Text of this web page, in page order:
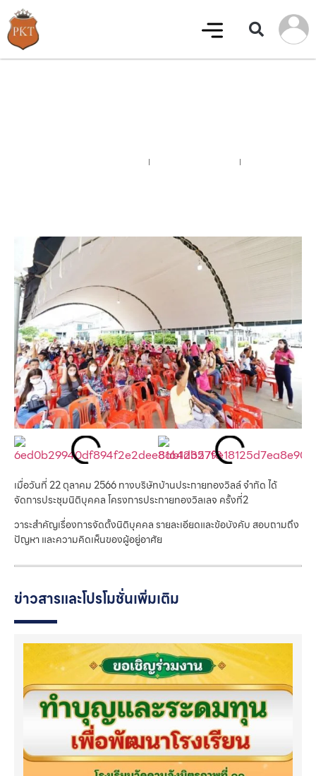
เมื่อวันที่ 22 ตุลาคม 2566 ทางบริษัทบ้านประกายทองวิลล์ จำกัด ได้
จัดการประชุมนิติบุคคล โครงการประกายทองวิลเลจ ครั้งที่2
วาระสำคัญเรื่องการจัดตั้งนิติบุคคล รายละเอียดและข้อบังคับ สอบถามถึง
ปัญหา และความคิดเห็นของผู้อยู่อาศัย
ข่าวสารและโปรโมชั่นเพิ่มเติม